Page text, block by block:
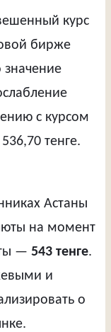
курс
бирже
значение
с курсом
тенге.
Астаны
на момент
— 543 тенге.
и
о